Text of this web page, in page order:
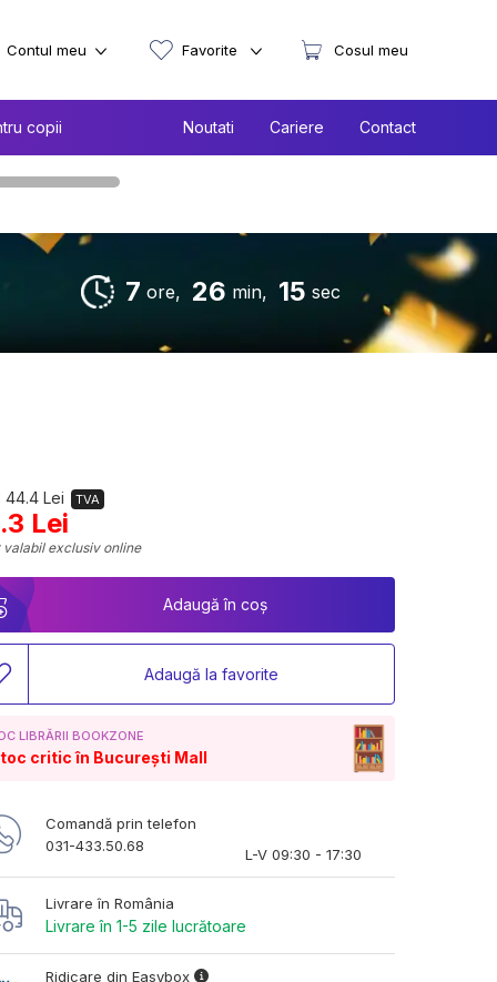
copii Noutati Cariere Contact
Contul meu Favorite Cosul meu
7 ore, 26 min, 14 sec
44.4 Lei TVA
Lei
valabil exclusiv online
Adaugă în coș
Adaugă la favorite
LIBRĂRII BOOKZONE
critic în București Mall
Comandă prin telefon
031-433.50.68
L-V 09:30 - 17:30
Livrare în România
Livrare în 1-5 zile lucrătoare
Ridicare din Easybox